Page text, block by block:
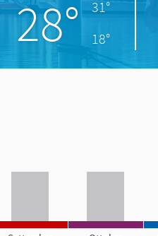
28°
31°
18°